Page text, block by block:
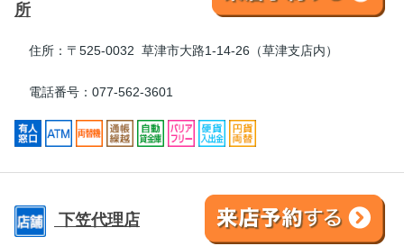
所
住所： 〒525-0032 草津市大路1-14-26（草津支店内）
電話番号：077-562-3601
下笠代理店